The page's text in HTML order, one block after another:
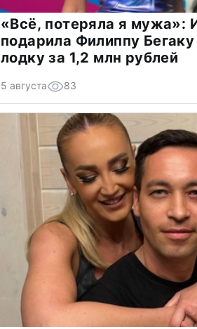
«Всё, потеряла я мужа»:
подарила Филиппу
лодку за 1,2 млн рублей
5 августа 83